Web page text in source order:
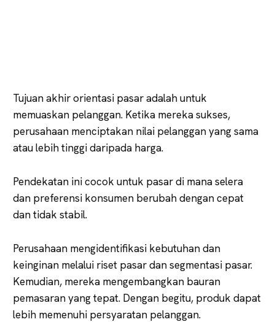
Tujuan akhir orientasi pasar adalah untuk
memuaskan pelanggan. Ketika mereka sukses,
perusahaan menciptakan nilai pelanggan yang sama
atau lebih tinggi daripada harga.
Pendekatan ini cocok untuk pasar di mana selera
dan preferensi konsumen berubah dengan cepat
dan tidak stabil.
Perusahaan mengidentifikasi kebutuhan dan
keinginan melalui riset pasar dan segmentasi pasar.
Kemudian, mereka mengembangkan bauran
pemasaran yang tepat. Dengan begitu, produk dapat
lebih memenuhi persyaratan pelanggan.